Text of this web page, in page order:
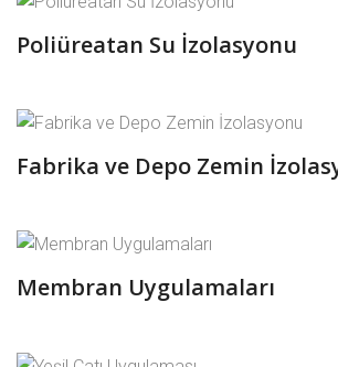
Poliüreatan Su İzolasyonu
Fabrika ve Depo Zemin
Membran Uygulamaları